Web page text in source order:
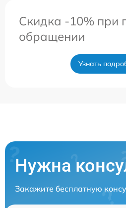
Скидка -10% при
обращении
Узнать
Нужна
Закажите бесплатную